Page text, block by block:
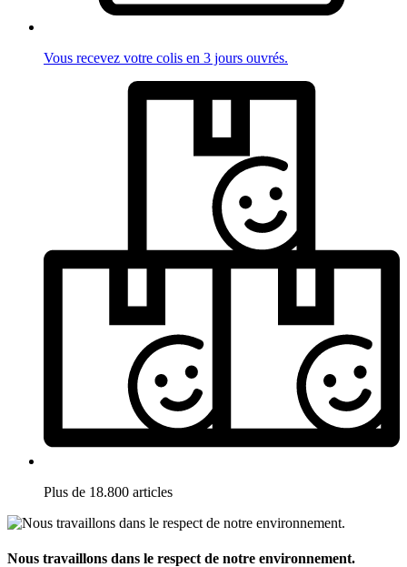
Vous recevez votre colis en 3 jours ouvrés.
Plus de 18.800 articles
Nous travaillons dans le respect de notre environnement.